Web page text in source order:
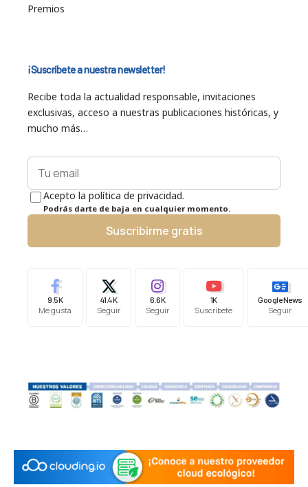
Premios
¡Suscríbete a nuestra newsletter!
Recibe toda la actualidad responsable, invitaciones
exclusivas, acceso a nuestras publicaciones históricas, y
mucho más…
Acepto la política de privacidad.
Podrás darte de baja en cualquier momento.
Suscribirme gratis
9.5K
Me gusta
41.4K
Seguir
6.6K
Seguir
1K
Suscríbete
Google News
Seguir